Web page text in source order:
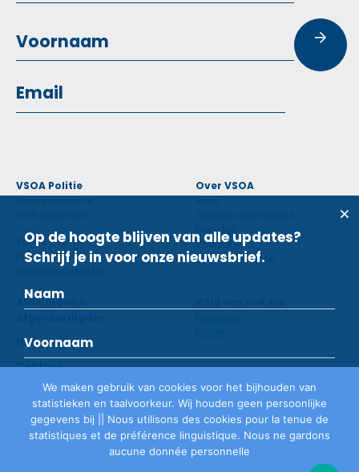
We maken gebruik van cookies voor het bijhouden van
statistieken en taalvoorkeur. Wij houden geen persoonlijke
gegevens bij || Nous utilisons des cookies pour la tenue de
statistiques et de préférence linguistique. Nous ne gardons
aucune donnée personnelle
VSOA Politie
Tel: 02 660 59 11
Fax: 02 660 50 97
info@vsoa-pol.be
Over VSOA
Diensten
Voordelen
Contactpersoon
Afdelingen &
Nieuws
Contact
Lid worden
Op de hoogte blijven van alle updates?
Schrijf je in voor onze nieuwsbrief.